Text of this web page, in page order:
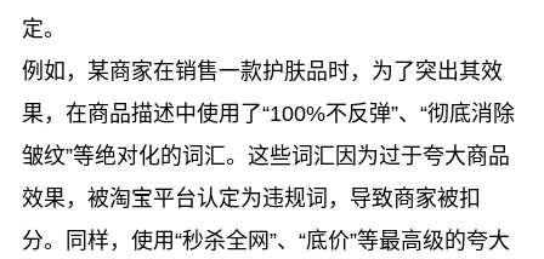
定。
例如，某商家在销售一款护肤品时，为了突出其效
果，在商品描述中使用了“100%不反弹”、“彻底消除
皱纹”等绝对化的词汇。这些词汇因为过于夸大商品
效果，被淘宝平台认定为违规词，导致商家被扣
分。同样，使用“秒杀全网”、“底价”等最高级的夸大